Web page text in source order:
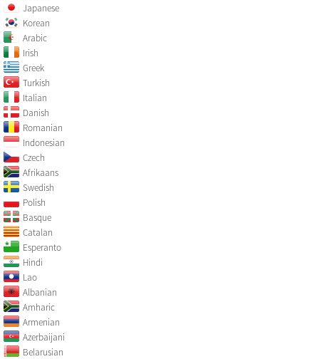
Japanese
Korean
Arabic
Irish
Greek
Turkish
Italian
Danish
Romanian
Indonesian
Czech
Afrikaans
Swedish
Polish
Basque
Catalan
Esperanto
Hindi
Lao
Albanian
Amharic
Armenian
Azerbaijani
Belarusian